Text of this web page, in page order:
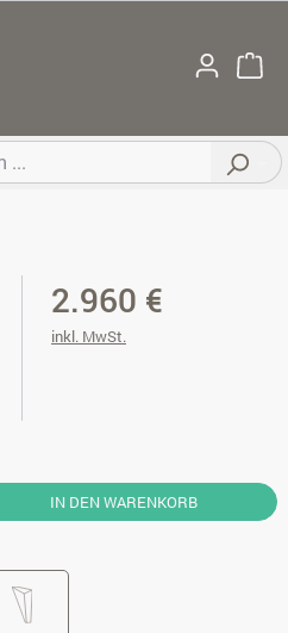
2.960 €
inkl. MwSt.
IN DEN WARENKORB